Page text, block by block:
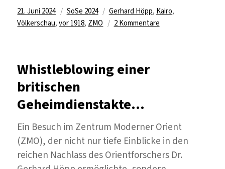
Veröffentlicht
am
21. Juni 2024 Kategorien
SoSe 2024 Schlagwörter
Gerhard Höpp, Kairo,
Völkerschau,vor 1918, ZMO 2 Kommentarezu
Whistleblowing einer
britischen
Geheimdienstakte…
Ein Besuch im Zentrum Moderner Orient
(ZMO), der nicht nur tiefe Einblicke in den
reichen Nachlass des Orientforschers Dr.